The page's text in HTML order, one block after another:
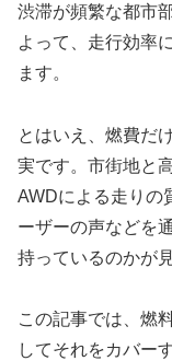
渋滞が頻繁な都市
よって、走行効率
ます。
とはいえ、燃費だ
実です。市街地と
AWDによる走りの
ーザーの声などを
持っているのかが
この記事では、燃
してそれをカバー